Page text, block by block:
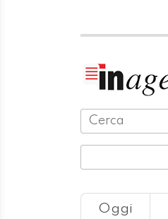
Oggi